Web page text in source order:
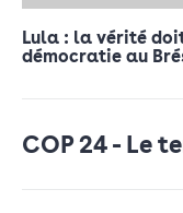
Lula : la vérité
démocratie au
COP 24 - Le